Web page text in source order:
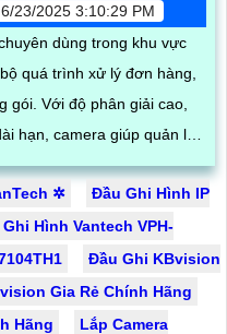
6/23/2025 3:10:29 PM
dùng trong khu vực
quá trình xử lý đơn hàng,
cao,
hạn, camera giúp quản lý
hạn chế nhầm lẫn và
✲
Đầu Ghi Hình IP
Hình Vantech VPH-
Đầu Ghi KBvision
Gia Rẻ Chính Hãng
Hãng
Lắp Camera